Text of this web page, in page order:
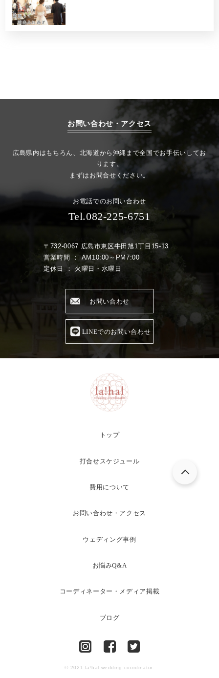
お問い合わせ・アクセス
広島県内はもちろん、北海道から沖縄まで全国でお手伝いしてお
ります。
まずはお問合せください。
お電話でのお問い合わせ
Tel.082-225-6751
〒732-0067 広島市東区牛田旭1丁目15-13
営業時間 ： AM10:00～PM7:00
定休日 ： 火曜日・水曜日
お問い合わせ
LINEでのお問い合わせ
トップ
打合せスケジュール
費用について
お問い合わせ・アクセス
ウェディング事例
お悩みQ&A
コーディネーター・メディア掲載
ブログ
© 2021 la!hal wedding coordinator.